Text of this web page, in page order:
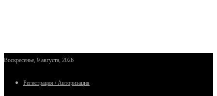
Воскресенье, 9 августа, 2026
Регистрация / Авторизация